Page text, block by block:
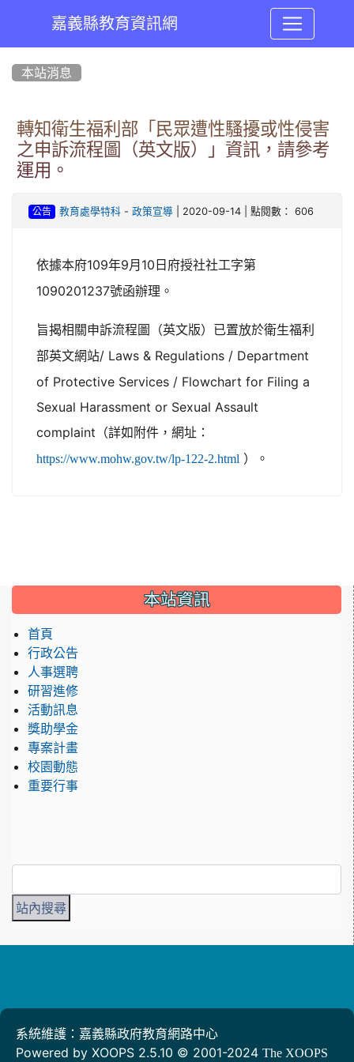
嘉義縣教育資訊網
本站消息
轉知衛生福利部「民眾遭性騷擾或性侵害
之申訴流程圖（英文版）」資訊，請參考
運用。
公告 教育處學特科- 政策宣導| 2020-09-14 | 點閱數： 606
依據本府109年9月 10 日府授社社工字第
1090201237號函辦理。
旨揭相關申訴流程圖（英文版）已置放於衛生福利
部英文網站/ Laws & Regulations / Department
of Protective Services / Flowchart for Filing a
Sexual Harassment or Sexual Assault
complaint （詳如附件，網址：
https://www.mohw.gov.tw/lp-122-2.html ）。
::: 本站資訊
首頁
行政公告
人事選聘
研習進修
活動訊息
獎助學金
專案計畫
校園動態
重要行事
系統維護：嘉義縣政府教育網路中心
Powered by XOOPS 2.5.10 © 2001-2024 The XOOPS